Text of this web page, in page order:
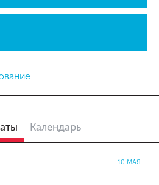
Календарь
10 МАЯ